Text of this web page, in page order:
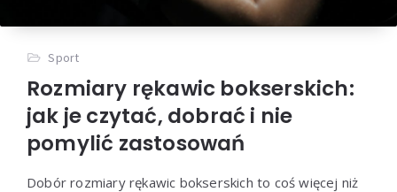
Sport
Rozmiary rękawic bokserskich:
jak je czytać, dobrać i nie
pomylić zastosowań
Dobór rozmiary rękawic bokserskich to coś więcej niż